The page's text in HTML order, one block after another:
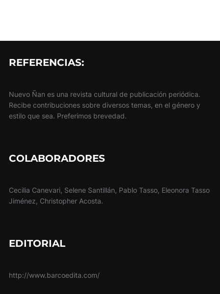
REFERENCIAS:
Nuevo Ñan es una revista cultural de publicación periódica.
Recibe contribuciones sobre diversos temas, en el género y
estilo que sea. Preferimos brevedad.
COLABORADORES
Cecilia Canevari, Selene Santillán, Pablo Tasso, Eleonora Tasso
Jiménez, Christopher Acosta.
EDITORIAL
http://www.barcoedita.com/